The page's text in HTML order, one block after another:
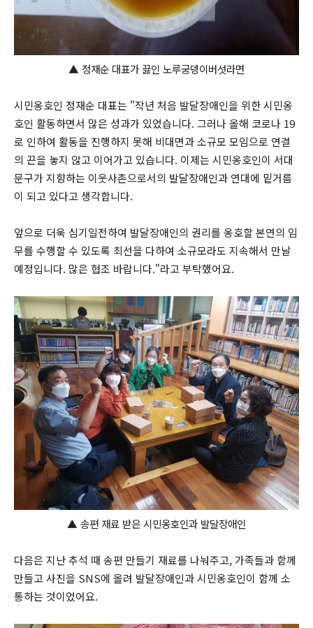
▲ 정재순 대표가 끓인 노루궁뎅이버섯라면
시민옹호인 정재순 대표는 "작년 처음 발달장애인을 위한 시민옹
호인 활동하면서 많은 성과가 있었습니다. 그러나 올해 코로나 19
로 인하여 활동을 진행하지 못해 비대면과 소규모 모임으로 연결
의 끈을 놓지 않고 이어가고 있습니다. 이제는 시민옹호인이 서대
문구가 지향하는 이웃사촌으로서의 발달장애인과 연대에 밑거름
이 되고 있다고 생각합니다.
앞으로 더욱 심기일전하여 발달장애인의 권리를 옹호할 본연의 임
무를 수행할 수 있도록 최선을 다하여 소규모라도 지속해서 만날
예정입니다. 많은 협조 바랍니다."라고 부탁했어요.
▲ 송편 재료 받은 시민옹호인과 발달장애인
다음은 지난 추석 때 송편 만들기 재료를 나눠주고, 가족들과 함께
만들고 사진을 SNS에 올려 발달장애인과 시민옹호인이 함께 소
통하는 것이었어요.